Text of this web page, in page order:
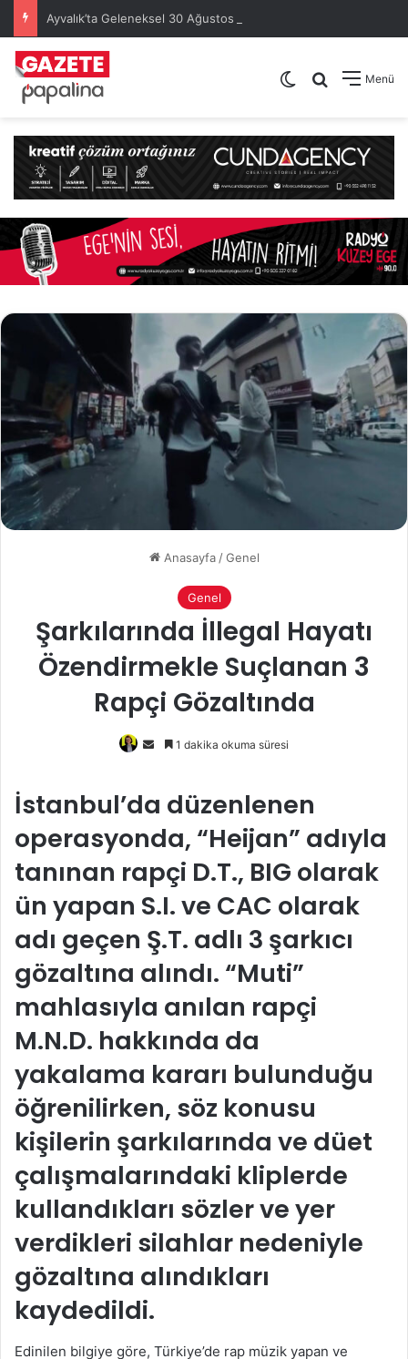
Menü
Arama yap
Dış görünümü
Anasayfa / Genel
Genel
Şarkılarında İllegal Hayatı
Özendirmekle Suçlanan 3
Rapçi Gözaltında
Bir
göndermek
1 dakika okuma süresi
İstanbul’da düzenlenen
operasyonda, “Heijan” adıyla
tanınan rapçi D.T., BIG olarak
ün yapan S.I. ve CAC olarak
adı geçen Ş.T. adlı 3 şarkıcı
gözaltına alındı. “Muti”
mahlasıyla anılan rapçi
M.N.D. hakkında da
yakalama kararı bulunduğu
öğrenilirken, söz konusu
kişilerin şarkılarında ve düet
çalışmalarındaki kliplerde
kullandıkları sözler ve yer
verdikleri silahlar nedeniyle
gözaltına alındıkları
kaydedildi.
Edinilen bilgiye göre, Türkiye’de rap müzik yapan ve